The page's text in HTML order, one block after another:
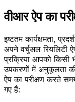
वीआर ऐप का
इष्टतम कार्यक्षमता,
अपने वर्चुअल रियलिटी
प्रक्रिया आपको किसी
उपकरणों में अनुकूलता
ऐप का परीक्षण करते
गए हैं: